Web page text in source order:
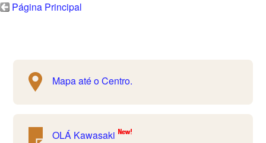
Página Principal
Mapa até o Centro.
OLÁ Kawasaki